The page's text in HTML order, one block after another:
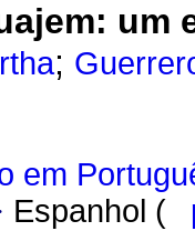
: um
;
em
Espanhol (